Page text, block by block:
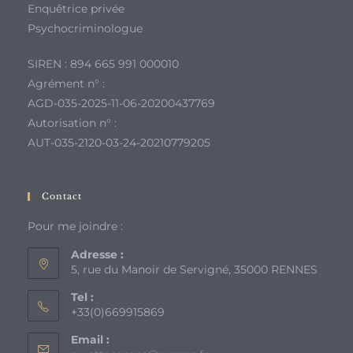
Enquêtrice privée
Psychocriminologue
SIREN : 894 665 991 000010
Agrément n° :
AGD-035-2025-11-06-20200437769
Autorisation n° :
AUT-035-2120-03-24-20210779205
Contact
Pour me joindre :
Adresse :
5, rue du Manoir de Servigné, 35000 RENNES
Tel :
+33(0)669915869
Email :